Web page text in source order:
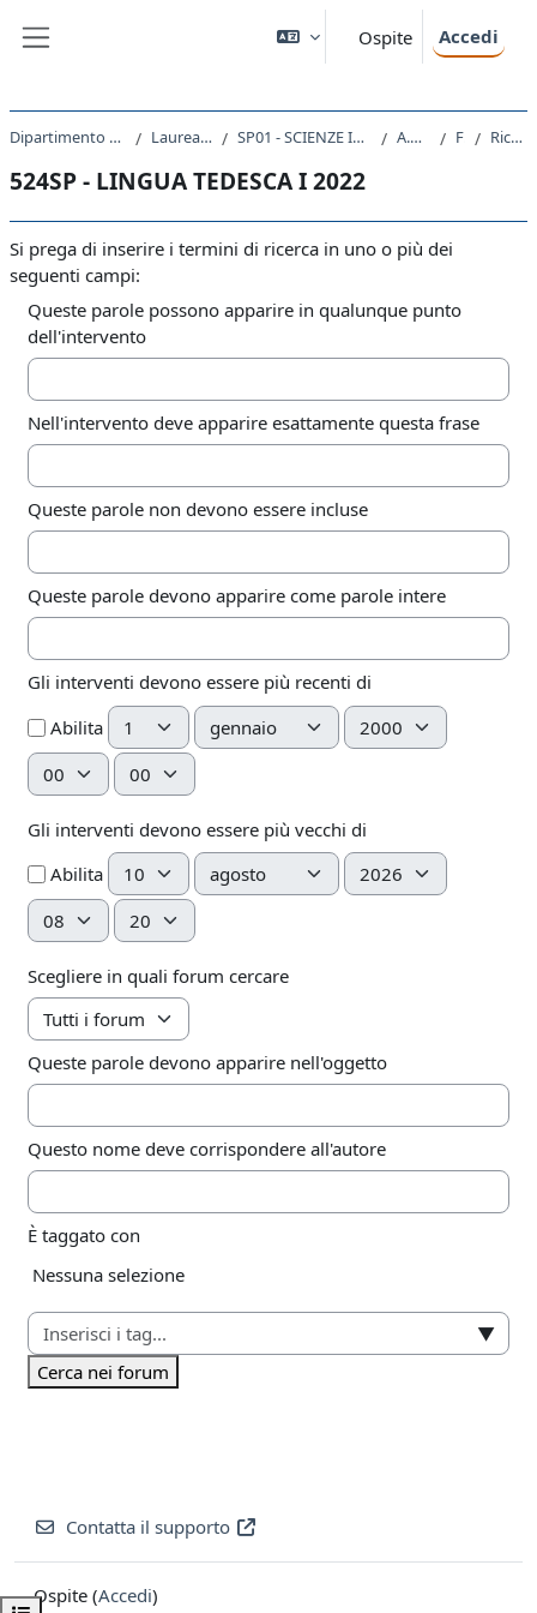
Ospite Accedi
Dipartimento di Scienze Politiche e Sociali Laurea triennale (DM270) SP01 - SCIENZE INTERNAZIONALI E DIPLOMATICHE A.A. 2022 - 2023 Forum Ricerca avanzata
524SP - LINGUA TEDESCA I 2022
Si prega di inserire i termini di ricerca in uno o più dei
seguenti campi:
Queste parole possono apparire in qualunque punto
dell'intervento
Nell'intervento deve apparire esattamente questa frase
Queste parole non devono essere incluse
Queste parole devono apparire come parole intere
Gli interventi devono essere più recenti di
Abilita Giorno Mese
Anno
Ora
Minuto
Gli interventi devono essere più vecchi di
Abilita Giorno Mese
Anno
Ora
Minuto
Scegliere in quali forum cercare
Queste parole devono apparire nell'oggetto
Questo nome deve corrispondere all'autore
È taggato con
Elementi selezionati:
Nessuna selezione
▼
Cerca nei forum
Contatta il supporto
Ospite (Accedi)